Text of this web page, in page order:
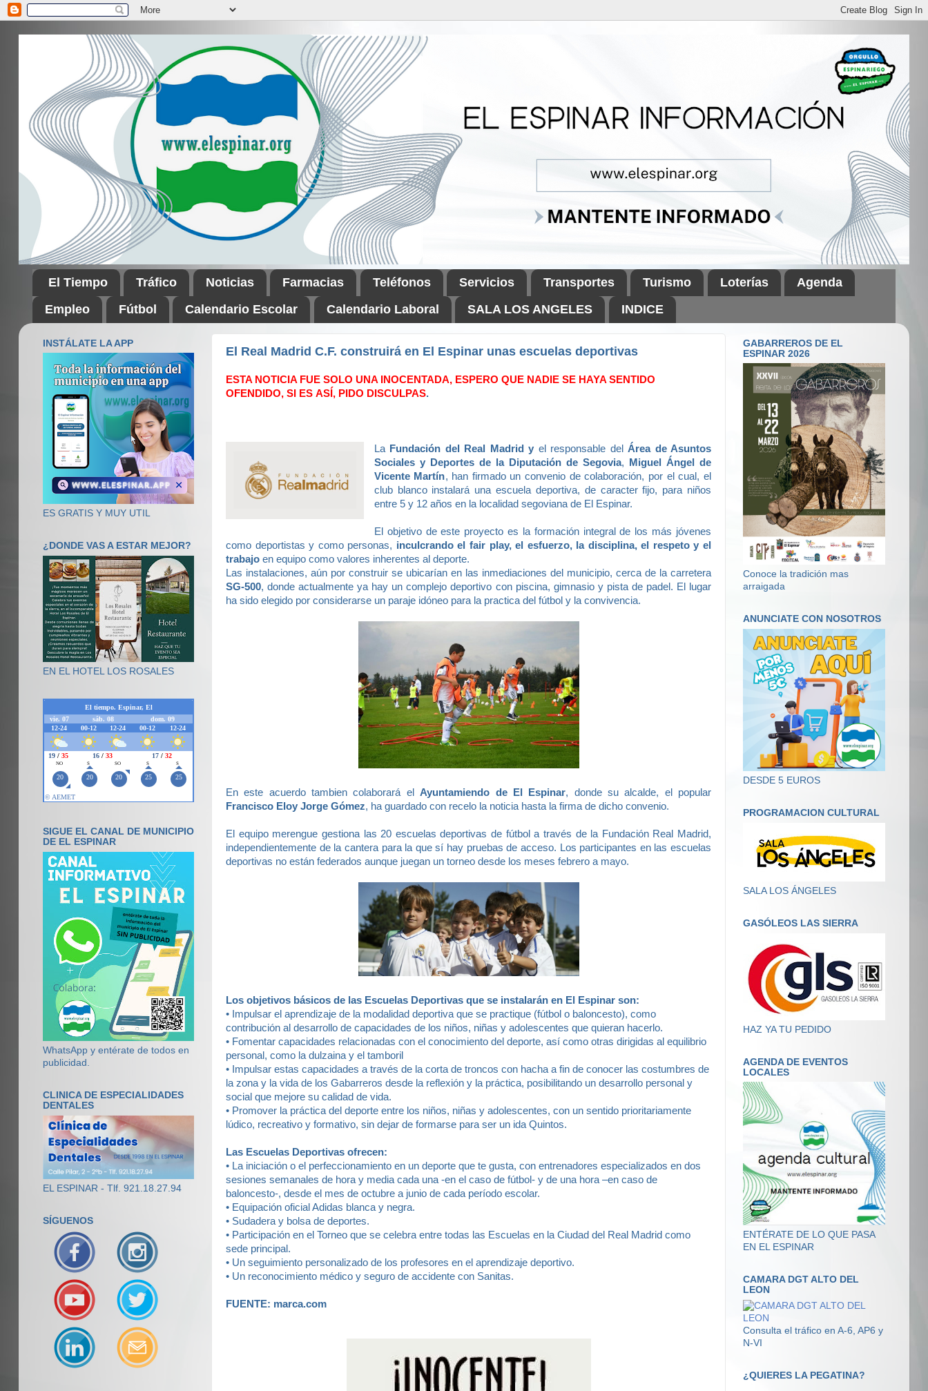
El Tiempo Tráfico Noticias Farmacias Teléfonos Servicios Transportes Turismo Loterías
Agenda
Empleo
Fútbol Calendario Escolar Calendario Laboral SALA LOS ANGELES INDICE
El Real Madrid C.F. construirá en El Espinar unas escuelas deportivas
ESTA NOTICIA FUE SOLO UNA INOCENTADA, ESPERO QUE NADIE SE HAYA SENTIDO
OFENDIDO, SI ES ASÍ, PIDO DISCULPAS.
La Fundación del Real Madrid y el responsable delÁrea de Asuntos
Sociales y Deportesde la Diputación de Segovia, Miguel Ángel de
Vicente Martín, han firmado un convenio de colaboración, por el cual, el
club blanco instalará una escuela deportiva, de caracter fijo, para niños
entre 5 y 12 años en la localidad segoviana de El Espinar.
El objetivo de este proyecto es la formación integral de los más jóvenes
como deportistas y como personas, inculcrando el fair play, el esfuerzo, la disciplina, el respeto y el
trabajo en equipo como valores inherentes al deporte.
Las instalaciones, aún por construir se ubicarían en las inmediaciones del municipio, cerca de la carretera
SG-500, donde actualmente ya hay un complejo deportivo con piscina, gimnasio y pista de padel. El lugar
ha sido elegido por considerarse un paraje idóneo para la practica del fútbol y la convivencia.
En este acuerdo tambien colaborará elAyuntamiendo de El Espinar, donde su alcalde, el popular
Francisco Eloy Jorge Gómez, ha guardado con recelo la noticia hasta la firma de dicho convenio.
El equipo merengue gestiona las 20 escuelas deportivas de fútbol a través de la Fundación Real Madrid,
independientemente de la cantera para la que sí hay pruebas de acceso. Los participantes en las escuelas
deportivas no están federados aunque juegan un torneo desde los meses febrero a mayo.
Los objetivos básicos de las Escuelas Deportivas que se instalarán en El Espinar son:
• Impulsar el aprendizaje de la modalidad deportiva que se practique (fútbol o baloncesto), como
contribución al desarrollo de capacidades de los niños, niñas y adolescentes que quieran hacerlo.
• Fomentar capacidades relacionadas con el conocimiento del deporte, así como otras dirigidas al equilibrio
personal, como la dulzaina y el tamboril
• Impulsar estas capacidades a través de la corta de troncos con hacha a fin de conocer las costumbres de
la zona y la vida de los Gabarreros desde la reflexión y la práctica, posibilitando un desarrollo personal y
social que mejore su calidad de vida.
• Promover la práctica del deporte entre los niños, niñas y adolescentes, con un sentido prioritariamente
lúdico, recreativo y formativo, sin dejar de formarse para ser un ida Quintos.
Las Escuelas Deportivas ofrecen:
• La iniciación o el perfeccionamiento en un deporte que te gusta, con entrenadores especializados en dos
sesiones semanales de hora y media cada una -en el caso de fútbol- y de una hora –en caso de
baloncesto-, desde el mes de octubre a junio de cada período escolar.
• Equipación oficial Adidas blanca y negra.
• Sudadera y bolsa de deportes.
• Participación en el Torneo que se celebra entre todas las Escuelas en la Ciudad del Real Madrid como
sede principal.
• Un seguimiento personalizado de los profesores en el aprendizaje deportivo.
• Un reconocimiento médico y seguro de accidente con Sanitas.
FUENTE: marca.com
INSTÁLATE LA APP
ES GRATIS Y MUY UTIL
¿DONDE VAS A ESTAR MEJOR?
EN EL HOTEL LOS ROSALES
SIGUE EL CANAL DE MUNICIPIO
DE EL ESPINAR
WhatsApp y entérate de todos en
publicidad.
CLINICA DE ESPECIALIDADES
DENTALES
EL ESPINAR - Tlf. 921.18.27.94
SÍGUENOS
GABARREROS DE EL
ESPINAR 2026
Conoce la tradición mas
arraigada
ANUNCIATE CON NOSOTROS
DESDE 5 EUROS
PROGRAMACION CULTURAL
SALA LOS ÁNGELES
GASÓLEOS LAS SIERRA
HAZ YA TU PEDIDO
AGENDA DE EVENTOS
LOCALES
ENTÉRATE DE LO QUE PASA
EN EL ESPINAR
CAMARA DGT ALTO DEL
LEON
Consulta el tráfico en A-6, AP6 y
N-VI
¿QUIERES LA PEGATINA?